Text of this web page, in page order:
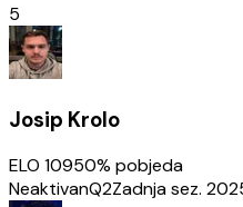
5
Josip Krolo
ELO 10950% pobjeda
NeaktivanQ2Zadnja sez.